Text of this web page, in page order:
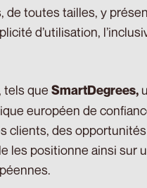
toutes tailles, y
d’utilisation,
tels que SmartDegrees,
européen de
clients, des
les positionne ainsi sur